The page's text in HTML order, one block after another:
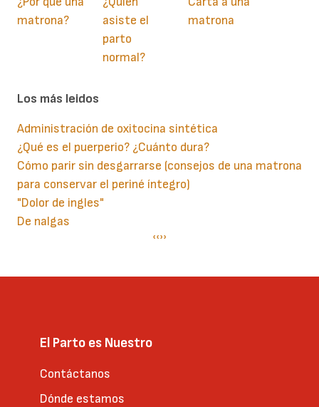
matrona?
asiste el
parto
normal?
matrona
Los más leidos
Administración de oxitocina sintética
¿Qué es el puerperio? ¿Cuánto dura?
Cómo parir sin desgarrarse (consejos de una matrona
para conservar el periné íntegro)
"Dolor de ingles"
De nalgas
Página
‹‹Siguiente
››
El Parto es Nuestro
Contáctanos
Dónde estamos